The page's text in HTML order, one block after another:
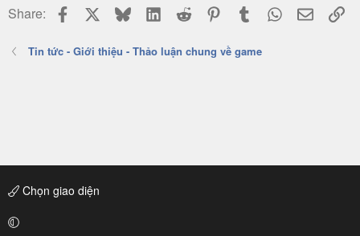
Share: Facebook BlueskyLinkedIn
Reddit PinterestTumblr WhatsApp
Email
Tin tức - Giới thiệu - Thảo luận chung về game
Chọn giao diện